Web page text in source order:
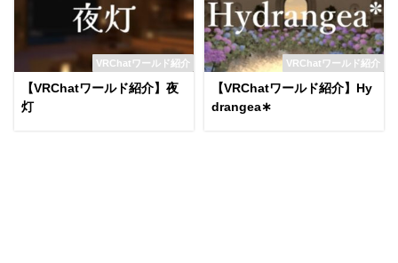
VRChatワールド紹介
【VRChatワールド紹介】夜
灯
VRChatワールド紹介
【VRChatワールド紹介】Hy
drangea∗